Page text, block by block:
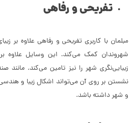
تفریحی و رفاهی
مبلمان با کاربری تفریحی و رفاهی علاوه بر
شهروندان کمک می‌کند. این وسایل علاوه بر
زیبایی‌نگری شهر را نیز تامین می‌کند. مانند
نشستن بر روی آن می‌تواند اشکال زیبا و
و شهر داشته باشد.